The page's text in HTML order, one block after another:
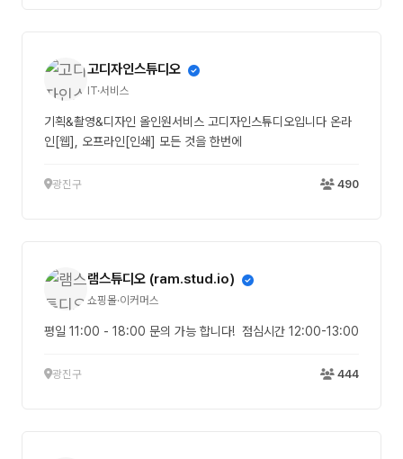
고디자인스튜디오
IT·서비스
기획&촬영&디자인 올인원서비스 고디자인스튜디오입니다 온라
인[웹], 오프라인[인쇄] 모든 것을 한번에
광진구 490
램스튜디오 (ram.stud.io)
쇼핑몰·이커머스
평일 11:00 - 18:00 문의 가능 합니다! 점심시간 12:00-13:00
광진구 444